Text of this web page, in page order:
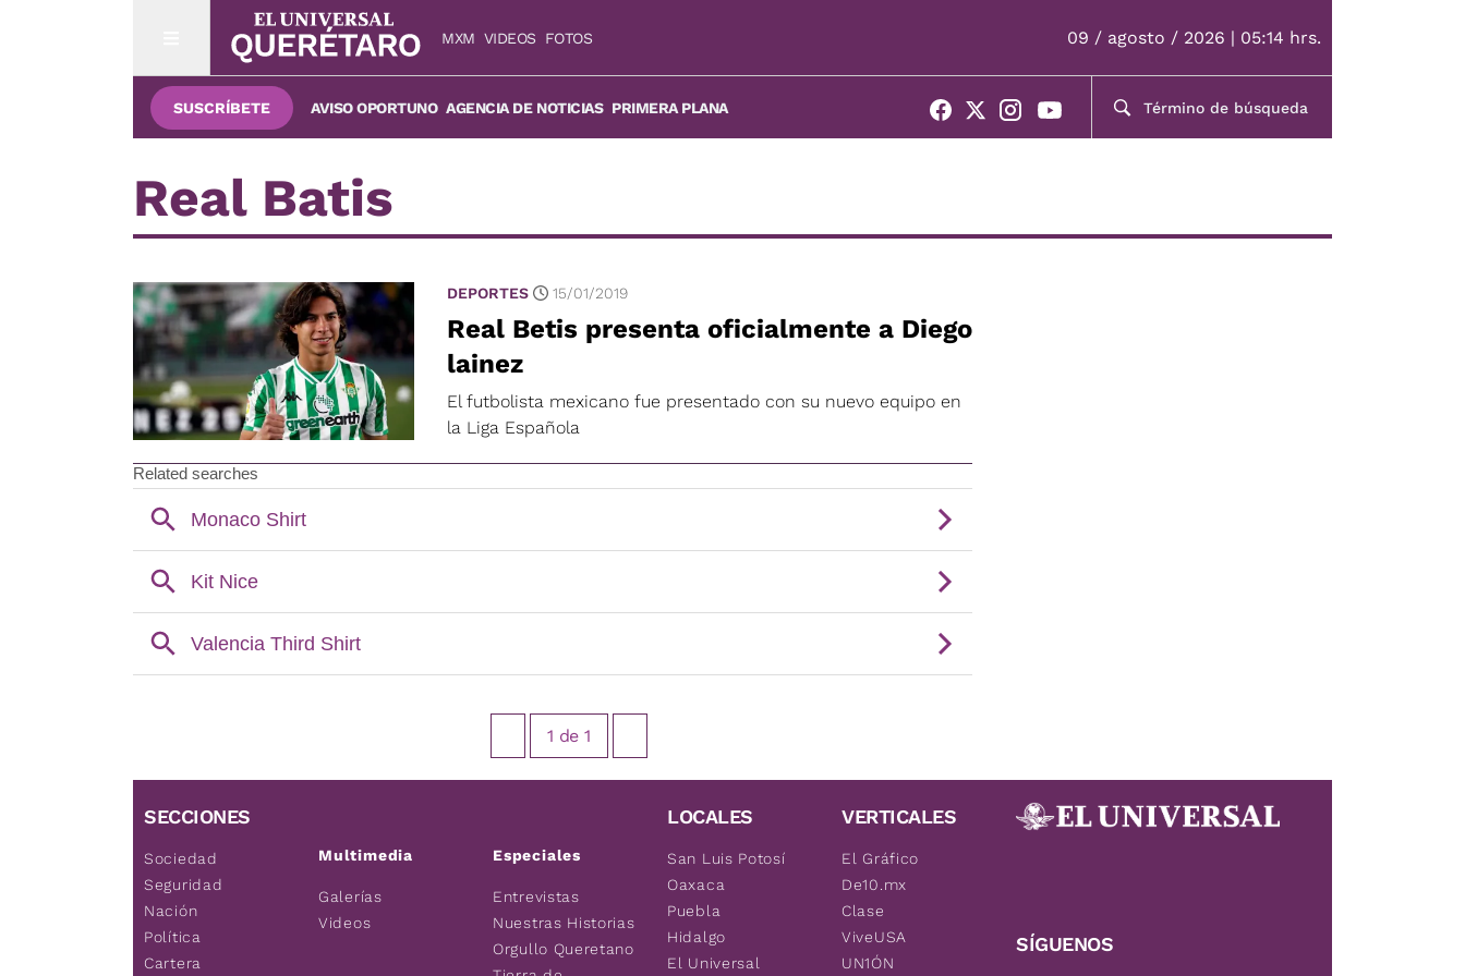
MXM VIDEOS FOTOS 09 / agosto / 2026 | 05:14 hrs.
SUSCRÍBETE AVISO OPORTUNO AGENCIA DE NOTICIAS PRIMERA PLANA
Real Batis
DEPORTES 15/01/2019
Real Betis presenta oficialmente a Diego
lainez
El futbolista mexicano fue presentado con su nuevo equipo en
la Liga Española
1 de 1
SECCIONES
Sociedad
Seguridad
Nación
Política
Cartera
Multimedia
Galerías
Videos
Especiales
Entrevistas
Nuestras Historias
Orgullo Queretano
LOCALES
San Luis Potosí
Oaxaca
Puebla
Hidalgo
El Universal
VERTICALES
El Gráfico
De10.mx
Clase
ViveUSA
UN1ÓN
SÍGUENOS